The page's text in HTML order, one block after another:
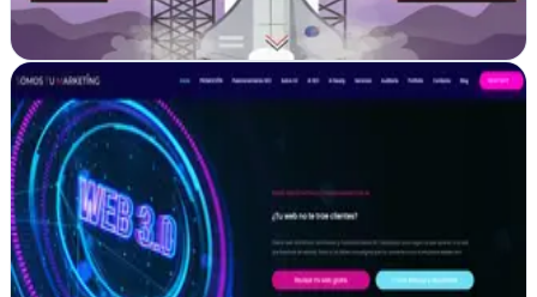
Ver ficha completa
Somos Tu Marketing | Diseño web y SEO en
Valdemoro
Verificada
Valdemoro, Madrid
Diseño web WordPress Optimizado y Posicionamiento SEO para